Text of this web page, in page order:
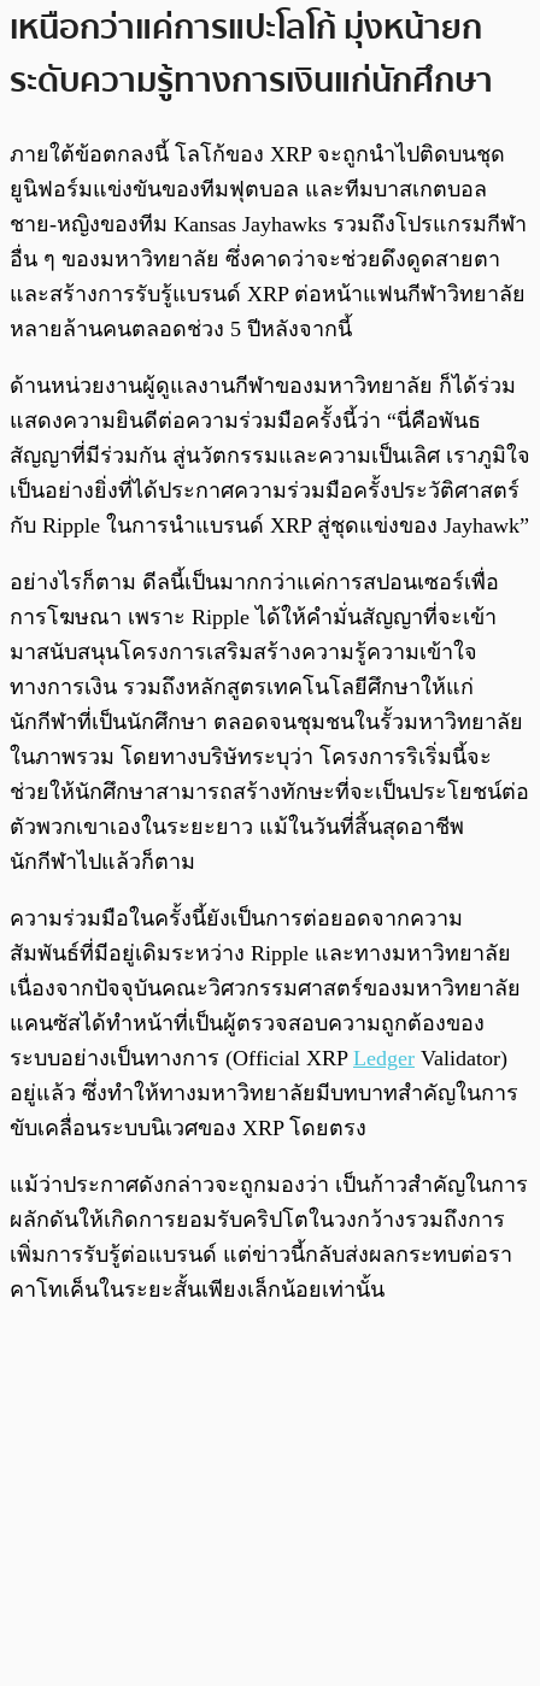
เหนือกว่าแค่การแปะโลโก้ มุ่งหน้ายก
ระดับความรู้ทางการเงินแก่นักศึกษา
ภายใต้ข้อตกลงนี้ โลโก้ของ XRP จะถูกนำไปติดบนชุด
ยูนิฟอร์มแข่งขันของทีมฟุตบอล และทีมบาสเกตบอล
ชาย-หญิงของทีม Kansas Jayhawks รวมถึงโปรแกรมกีฬา
อื่น ๆ ของมหาวิทยาลัย ซึ่งคาดว่าจะช่วยดึงดูดสายตา
และสร้างการรับรู้แบรนด์ XRP ต่อหน้าแฟนกีฬาวิทยาลัย
หลายล้านคนตลอดช่วง 5 ปีหลังจากนี้
ด้านหน่วยงานผู้ดูแลงานกีฬาของมหาวิทยาลัย ก็ได้ร่วม
แสดงความยินดีต่อความร่วมมือครั้งนี้ว่า “นี่คือพันธ
สัญญาที่มีร่วมกัน สู่นวัตกรรมและความเป็นเลิศ เราภูมิใจ
เป็นอย่างยิ่งที่ได้ประกาศความร่วมมือครั้งประวัติศาสตร์
กับ Ripple ในการนำแบรนด์ XRP สู่ชุดแข่งของ Jayhawk”
อย่างไรก็ตาม ดีลนี้เป็นมากกว่าแค่การสปอนเซอร์เพื่อ
การโฆษณา เพราะ Ripple ได้ให้คำมั่นสัญญาที่จะเข้า
มาสนับสนุนโครงการเสริมสร้างความรู้ความเข้าใจ
ทางการเงิน รวมถึงหลักสูตรเทคโนโลยีศึกษาให้แก่
นักกีฬาที่เป็นนักศึกษา ตลอดจนชุมชนในรั้วมหาวิทยาลัย
ในภาพรวม โดยทางบริษัทระบุว่า โครงการริเริ่มนี้จะ
ช่วยให้นักศึกษาสามารถสร้างทักษะที่จะเป็นประโยชน์ต่อ
ตัวพวกเขาเองในระยะยาว แม้ในวันที่สิ้นสุดอาชีพ
นักกีฬาไปแล้วก็ตาม
ความร่วมมือในครั้งนี้ยังเป็นการต่อยอดจากความ
สัมพันธ์ที่มีอยู่เดิมระหว่าง Ripple และทางมหาวิทยาลัย
เนื่องจากปัจจุบันคณะวิศวกรรมศาสตร์ของมหาวิทยาลัย
แคนซัสได้ทำหน้าที่เป็นผู้ตรวจสอบความถูกต้องของ
ระบบอย่างเป็นทางการ (Official XRP Ledger Validator)
อยู่แล้ว ซึ่งทำให้ทางมหาวิทยาลัยมีบทบาทสำคัญในการ
ขับเคลื่อนระบบนิเวศของ XRP โดยตรง
แม้ว่าประกาศดังกล่าวจะถูกมองว่า เป็นก้าวสำคัญในการ
ผลักดันให้เกิดการยอมรับคริปโตในวงกว้างรวมถึงการ
เพิ่มการรับรู้ต่อแบรนด์ แต่ข่าวนี้กลับส่งผลกระทบต่อรา
คาโทเค็นในระยะสั้นเพียงเล็กน้อยเท่านั้น